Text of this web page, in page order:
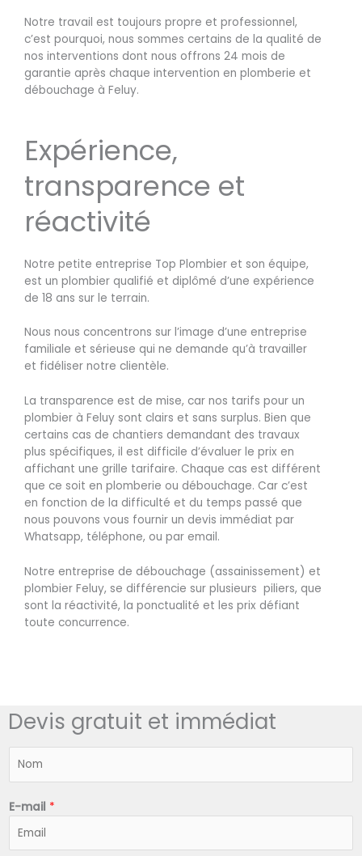
Notre travail est toujours propre et professionnel,
c’est pourquoi, nous sommes certains de la qualité de
nos interventions dont nous offrons 24 mois de
garantie après chaque intervention en plomberie et
débouchage à Feluy.
Expérience,
transparence et
réactivité
Notre petite entreprise Top Plombier et son équipe,
est un plombier qualifié et diplômé d’une expérience
de 18 ans sur le terrain.
Nous nous concentrons sur l’image d’une entreprise
familiale et sérieuse qui ne demande qu’à travailler
et fidéliser notre clientèle.
La transparence est de mise, car nos tarifs pour un
plombier à Feluy sont clairs et sans surplus. Bien que
certains cas de chantiers demandant des travaux
plus spécifiques, il est difficile d’évaluer le prix en
affichant une grille tarifaire. Chaque cas est différent
que ce soit en plomberie ou débouchage. Car c’est
en fonction de la difficulté et du temps passé que
nous pouvons vous fournir un devis immédiat par
Whatsapp, téléphone, ou par email.
Notre entreprise de débouchage (assainissement) et
plombier Feluy, se différencie sur plusieurs piliers, que
sont la réactivité, la ponctualité et les prix défiant
toute concurrence.
Devis gratuit et immédiat
*
E-mail *